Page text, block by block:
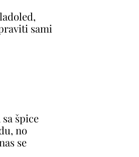
sami
špice
no
se